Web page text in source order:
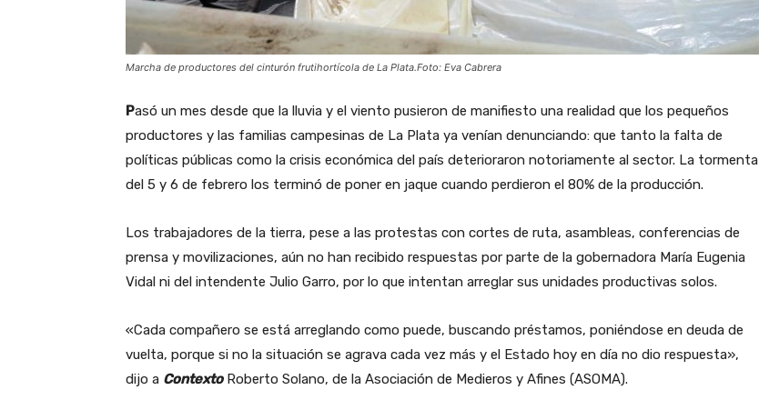
Marcha de productores del cinturón frutihortícola de La Plata.Foto: Eva Cabrera
Pasó un mes desde que la lluvia y el viento pusieron de manifiesto una realidad que los pequeños
productores y las familias campesinas de La Plata ya venían denunciando: que tanto la falta de
políticas públicas como la crisis económica del país deterioraron notoriamente al sector. La tormenta
del 5 y 6 de febrero los terminó de poner en jaque cuando perdieron el 80% de la producción.
Los trabajadores de la tierra, pese a las protestas con cortes de ruta, asambleas, conferencias de
prensa y movilizaciones, aún no han recibido respuestas por parte de la gobernadora María Eugenia
Vidal ni del intendente Julio Garro, por lo que intentan arreglar sus unidades productivas solos.
«Cada compañero se está arreglando como puede, buscando préstamos, poniéndose en deuda de
vuelta, porque si no la situación se agrava cada vez más y el Estado hoy en día no dio respuesta»,
dijo a ContextoRoberto Solano, de la Asociación de Medieros y Afines (ASOMA).